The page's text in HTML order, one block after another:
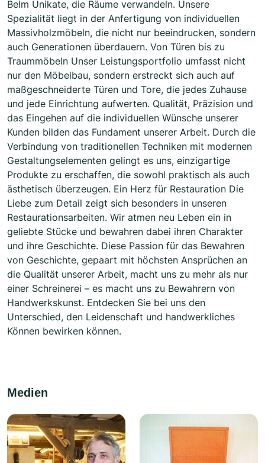
Belm Unikate, die Räume verwandeln. Unsere
Spezialität liegt in der Anfertigung von individuellen
Massivholzmöbeln, die nicht nur beeindrucken, sondern
auch Generationen überdauern. Von Türen bis zu
Traummöbeln Unser Leistungsportfolio umfasst nicht
nur den Möbelbau, sondern erstreckt sich auch auf
maßgeschneiderte Türen und Tore, die jedes Zuhause
und jede Einrichtung aufwerten. Qualität, Präzision und
das Eingehen auf die individuellen Wünsche unserer
Kunden bilden das Fundament unserer Arbeit. Durch die
Verbindung von traditionellen Techniken mit modernen
Gestaltungselementen gelingt es uns, einzigartige
Produkte zu erschaffen, die sowohl praktisch als auch
ästhetisch überzeugen. Ein Herz für Restauration Die
Liebe zum Detail zeigt sich besonders in unseren
Restaurationsarbeiten. Wir atmen neu Leben ein in
geliebte Stücke und bewahren dabei ihren Charakter
und ihre Geschichte. Diese Passion für das Bewahren
von Geschichte, gepaart mit höchsten Ansprüchen an
die Qualität unserer Arbeit, macht uns zu mehr als nur
einer Schreinerei – es macht uns zu Bewahrern von
Handwerkskunst. Entdecken Sie bei uns den
Unterschied, den Leidenschaft und handwerkliches
Können bewirken können.
Medien